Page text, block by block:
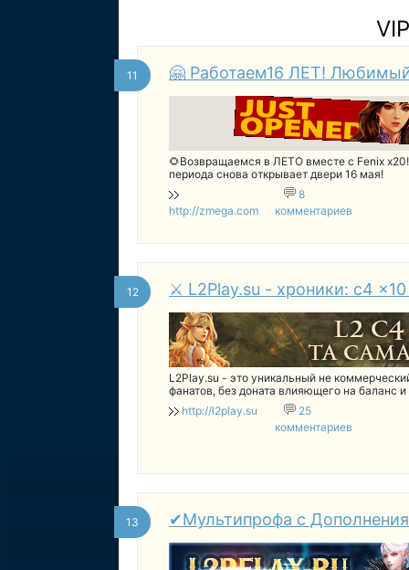
11 🤗 Работаем16 ЛЕТ!
🌻Возвращаемся в ЛЕТО вместе с Fenix
периода снова открывает двери 16 мая!
http://zmega.com
8
комментариев
12 ⚔️ L2Play.su - хроники: c4
L2Play.su - это уникальный не
фанатов, без доната влияющего на баланс
http://l2play.su
25
комментариев
13 ✔Мультипрофа с